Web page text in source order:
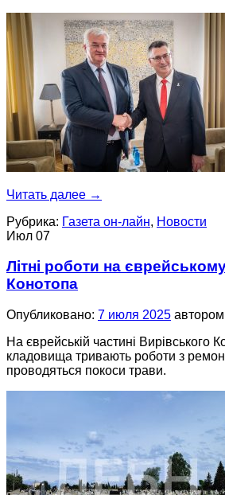
Читать далее →
Рубрика: Газета он-лайн, Новости
Июл 07
Літні роботи на
Конотопа
Опубликовано: 7 июля 2025 автором
На єврейській частині Вирівського
кладовища тривають роботи з
проводяться покоси трави.